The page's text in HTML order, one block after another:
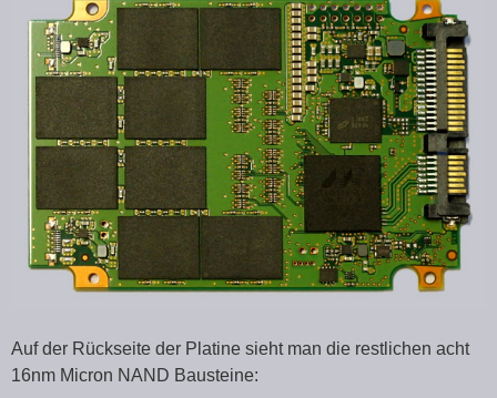
Auf der Rückseite der Platine sieht man die restlichen acht
16nm Micron NAND Bausteine: